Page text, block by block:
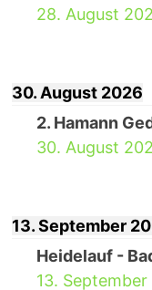
28. August
30. August 2026
2. Hamann
30. August
13. September
Heidelauf -
13.